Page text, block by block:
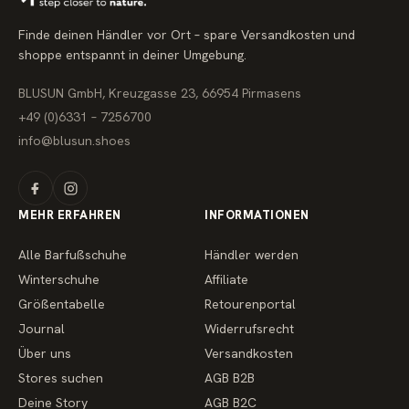
P
e
i
s
Finde deinen Händler vor Ort – spare Versandkosten und
shoppe entspannt in deiner Umgebung.
BLUSUN GmbH, Kreuzgasse 23, 66954 Pirmasens
+49 (0)6331 – 7256700
info@blusun.shoes
MEHR ERFAHREN
Alle Barfußschuhe
Winterschuhe
Größentabelle
Journal
Über uns
Stores suchen
Deine Story
INFORMATIONEN
Händler werden
Affiliate
Retourenportal
Widerrufsrecht
Versandkosten
AGB B2B
AGB B2C